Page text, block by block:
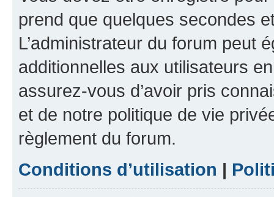
prend que quelques secondes
L’administrateur du forum peut
additionnelles aux utilisateurs
assurez-vous d’avoir pris
et de notre politique de vie
règlement du forum.
Conditions d’utilisation |